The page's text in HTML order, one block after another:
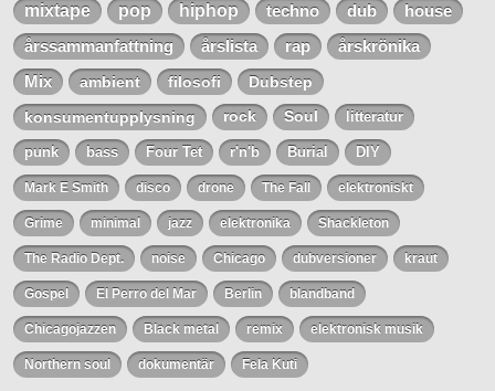
mixtape pop hiphop techno dub house
årssammanfattning årslista rap
årskrönika
Mix
ambient filosofi
Dubstep
konsumentupplysning
rock Soul litteratur
punk bass Four Tet r'n'b Burial DIY
Mark E Smith disco drone The Fall elektroniskt
Grime minimal jazz elektronika Shackleton
The Radio Dept. noise Chicago dubversioner kraut
Gospel El Perro del Mar Berlin blandband
Chicagojazzen Black metal remix elektronisk musik
Northern soul dokumentär Fela Kuti